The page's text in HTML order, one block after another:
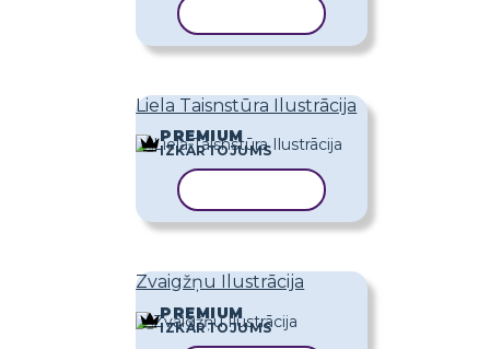
Liela Taisnstūra Ilustrācija
PREMIUM
IZKĀRTOJUMS
Zvaigžņu Ilustrācija
PREMIUM
IZKĀRTOJUMS